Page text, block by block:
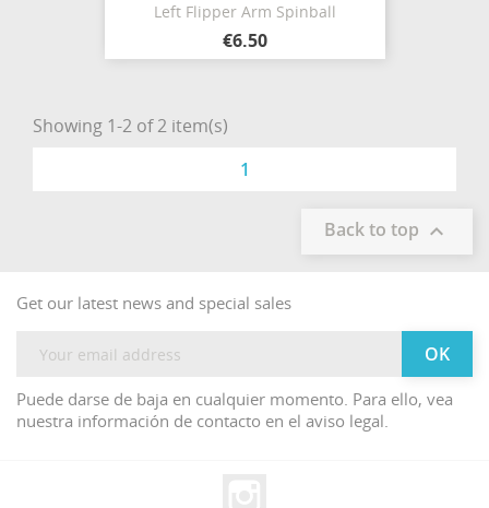
Left Flipper Arm Spinball
€6.50
Showing 1-2 of 2 item(s)
1
Back to top 
Get our latest news and special sales
Puede darse de baja en cualquier momento. Para ello, vea
nuestra información de contacto en el aviso legal.